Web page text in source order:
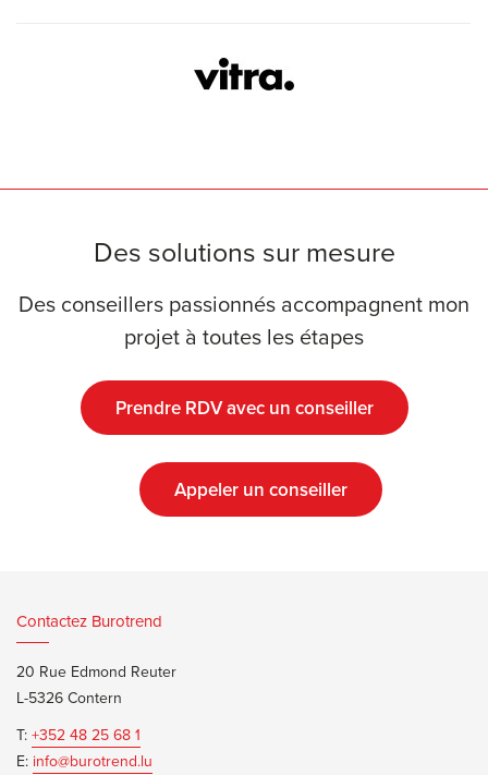
Des solutions sur mesure
Des conseillers passionnés accompagnent mon
projet à toutes les étapes
Prendre RDV avec un conseiller
Appeler un conseiller
Contactez Burotrend
20 Rue Edmond Reuter
L-5326 Contern
T:+352 48 25 68 1
E: info@burotrend.lu